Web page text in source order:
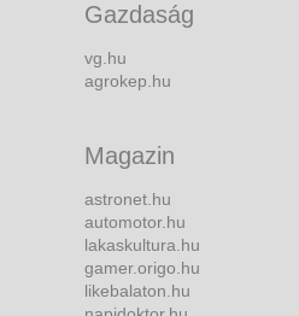
Gazdaság
vg.hu
agrokep.hu
Magazin
astronet.hu
automotor.hu
lakaskultura.hu
gamer.origo.hu
likebalaton.hu